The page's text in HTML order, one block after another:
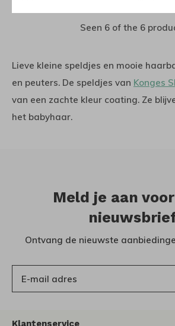
Seen 6 of the 6
Lieve kleine speldjes en mooie
en peuters. De speldjes van Konges
van een zachte kleur coating. Ze
het babyhaar.
Meld je aan
Ontvang de nieuwste
Klantenservice